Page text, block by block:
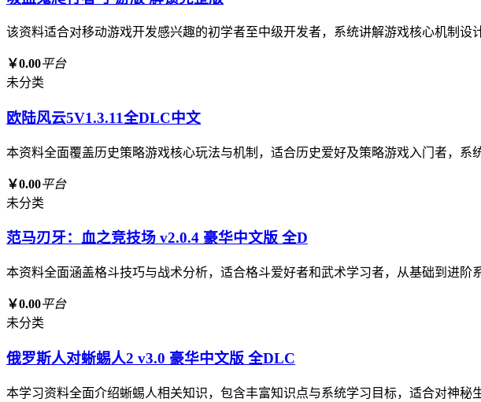
该资料适合对移动游戏开发感兴趣的初学者至中级开发者，系统讲解游戏核心机制
￥0.00平台
未分类
欧陆风云5V1.3.11全DLC中文
本资料全面覆盖历史策略游戏核心玩法与机制，适合历史爱好及策略游戏入门者，
￥0.00平台
未分类
范马刃牙：血之竞技场 v2.0.4 豪华中文版 全D
本资料全面涵盖格斗技巧与战术分析，适合格斗爱好者和武术学习者，从基础到进
￥0.00平台
未分类
俄罗斯人对蜥蜴人2 v3.0 豪华中文版 全DLC
本学习资料全面介绍蜥蜴人相关知识，包含丰富知识点与系统学习目标，适合对神